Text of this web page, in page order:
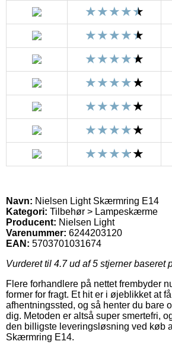
Navn: Nielsen Light Skærmring E14
Kategori: Tilbehør > Lampeskærme
Producent: Nielsen Light
Varenummer: 6244203120
EAN: 5703701031674
Vurderet til 4.7ud af 5 stjerner baseret
Flere forhandlere på nettet frembyder
former for fragt. Et hit er i øjeblikket at
afhentningssted, og så henter du bare
dig. Metoden er altså super smertefri,
den billigste leveringsløsning ved køb
Skærmring E14.